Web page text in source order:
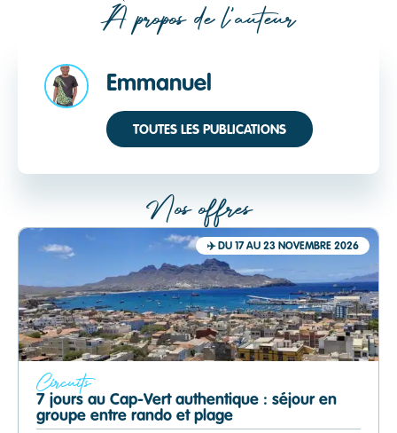
À propos de l'auteur
Emmanuel
TOUTES LES PUBLICATIONS
Nos offres
✈️DU 17 AU 23 NOVEMBRE 2026
Circuits
7 jours au Cap-Vert authentique : séjour en
groupe entre rando et plage